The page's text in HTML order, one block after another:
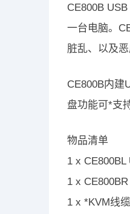
CE800B
一台电脑。
脏乱、以及
CE800B内建
盘功能可*支
物品清单
1 x
1 x
1 x *KVM线